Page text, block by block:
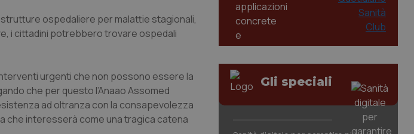
ospedaliere per malattie stagionali,
i cittadini potrebbero trovare ospedali
urgenti che non possono essere la
che per questo l’Anaao Assomed
ad oltranza con la consapevolezza
che interesserà come una tragica catena
Gli speciali